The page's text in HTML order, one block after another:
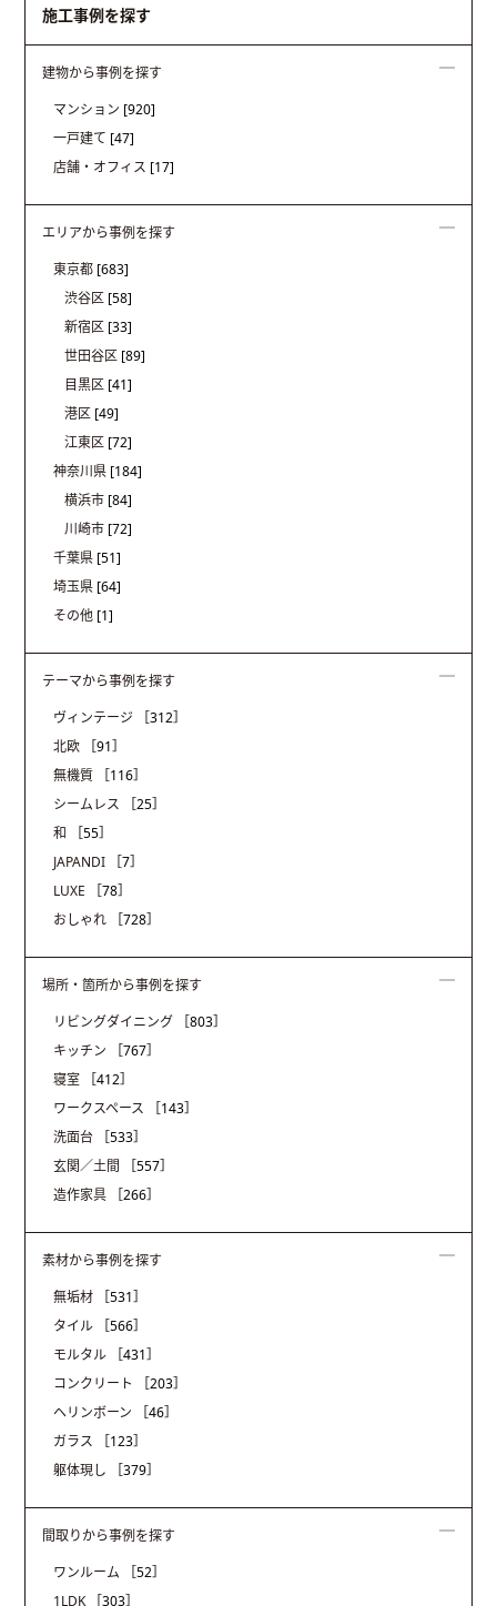
施工事例を探す
建物から事例を探す
マンション [920]
一戸建て [47]
店舗・オフィス [17]
エリアから事例を探す
東京都 [683]
渋谷区 [58]
新宿区 [33]
世田谷区 [89]
目黒区 [41]
港区 [49]
江東区 [72]
神奈川県 [184]
横浜市 [84]
川崎市 [72]
千葉県 [51]
埼玉県 [64]
その他 [1]
テーマから事例を探す
ヴィンテージ
［312］
北欧
［91］
無機質
［116］
シームレス
［25］
和
［55］
JAPANDI
［7］
LUXE
［78］
おしゃれ
［728］
場所・箇所から事例を探す
リビングダイニング
［803］
キッチン
［767］
寝室
［412］
ワークスペース
［143］
洗面台
［533］
玄関／土間
［557］
造作家具
［266］
素材から事例を探す
無垢材
［531］
タイル
［566］
モルタル
［431］
コンクリート
［203］
ヘリンボーン
［46］
ガラス
［123］
躯体現し
［379］
間取りから事例を探す
ワンルーム
［52］
1LDK
［303］